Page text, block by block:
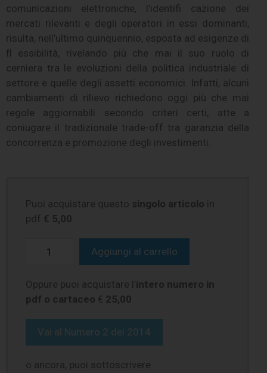
comunicazioni elettroniche, l’identifi cazione dei
mercati rilevanti e degli operatori in essi dominanti,
risulta, nell’ultimo quinquennio, esposta ad esigenze di
fl essibilità, rivelando più che mai il suo ruolo di
cerniera tra le evoluzioni della politica industriale di
settore e quelle degli assetti economici. Infatti, alcuni
cambiamenti di rilievo richiedono oggi più che mai
regole aggiornabili secondo criteri certi, atte a
coniugare il tradizionale trade-off tra garanzia della
concorrenza e promozione degli investimenti.
Puoi acquistare questo singolo articolo in
pdf € 5,00
Aggiungi al carrello
Oppure puoi acquistare l’intero numero in
pdf o cartaceo € 25,00
Vai al Numero 2 del 2014
o ancora, puoi sottoscrivere